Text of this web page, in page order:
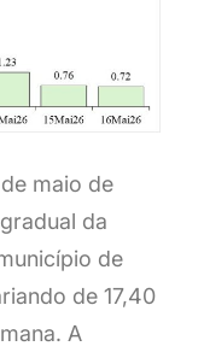
maio de
da
de
de 17,40
A